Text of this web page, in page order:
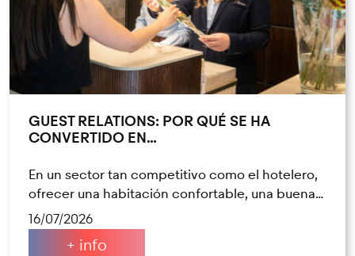
GUEST RELATIONS: POR QUÉ SE HA
CONVERTIDO EN…
En un sector tan competitivo como el hotelero,
ofrecer una habitación confortable, una buena…
16/07/2026
+ info